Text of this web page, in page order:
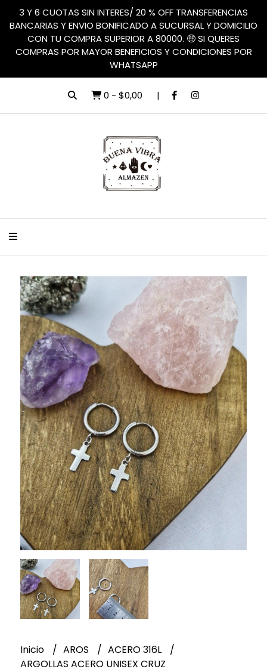
3 Y 6 CUOTAS SIN INTERES/ 20 % OFF TRANSFERENCIAS
BANCARIAS Y ENVIO BONIFICADO A SUCURSAL Y DOMICILIO
CON TU COMPRA SUPERIOR A 80000. 🤑 SI QUERES
COMPRAS POR MAYOR BENEFICIOS Y CONDICIONES POR
WHATSAPP
0 - $0,00
Inicio AROS
ACERO 316L
ARGOLLAS ACERO UNISEX CRUZ